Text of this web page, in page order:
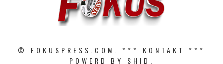
© FOKUSPRESS.COM. *** KONTAKT
***
POWERD BY SHID.